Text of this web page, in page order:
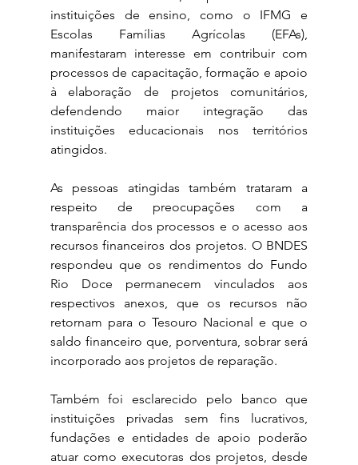
instituições de ensino, como o IFMG e
Escolas Famílias Agrícolas (EFAs),
manifestaram interesse em contribuir com
processos de capacitação, formação e apoio
à elaboração de projetos comunitários,
defendendo maior integração das
instituições educacionais nos territórios
atingidos.
As pessoas atingidas também trataram a
respeito de preocupações com a
transparência dos processos e o acesso aos
recursos financeiros dos projetos. O BNDES
respondeu que os rendimentos do Fundo
Rio Doce permanecem vinculados aos
respectivos anexos, que os recursos não
retornam para o Tesouro Nacional e que o
saldo financeiro que, porventura, sobrar será
incorporado aos projetos de reparação.
Também foi esclarecido pelo banco que
instituições privadas sem fins lucrativos,
fundações e entidades de apoio poderão
atuar como executoras dos projetos, desde